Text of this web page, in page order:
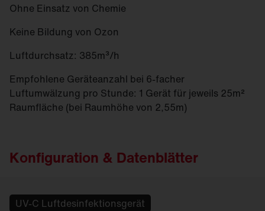
Ohne Einsatz von Chemie
Keine Bildung von Ozon
Luftdurchsatz: 385m³/h
Empfohlene Geräteanzahl bei 6-facher
Luftumwälzung pro Stunde: 1 Gerät für jeweils 25m²
Raumfläche (bei Raumhöhe von 2,55m)
Konfiguration & Datenblätter
UV-C Luftdesinfektionsgerät